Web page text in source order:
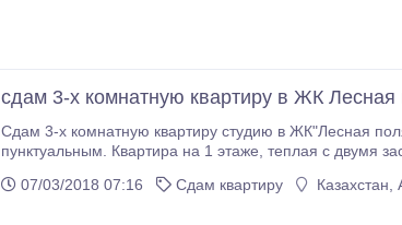
сдам 3-х комнатную квартиру в ЖК Лесная
Сдам 3-х комнатную квартиру студию в ЖК"Лесная поляна" на
пунктуальным. Квартира на 1 этаже, теплая с двумя застекленными лоджиями.Бытовая техника , мебель есть. телефон
07/03/2018 07:16
Сдам квартиру Казахстан,